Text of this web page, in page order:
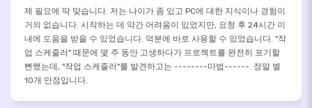
제 필요에 딱 맞습니다. 저는 나이가 좀 있고 PC에 대한 지식이나 경험이
거의 없습니다. 시작하는 데 약간 어려움이 있었지만, 요청 후 24시간 이
내에 도움을 받을 수 있었습니다. 덕분에 바로 사용할 수 있었습니다. "작
업 스케줄러" 때문에 몇 주 동안 고생하다가 프로젝트를 완전히 포기할
뻔했는데, "작업 스케줄러"를 발견하고는 --------마법------. 정말 별
10개 만점입니다.